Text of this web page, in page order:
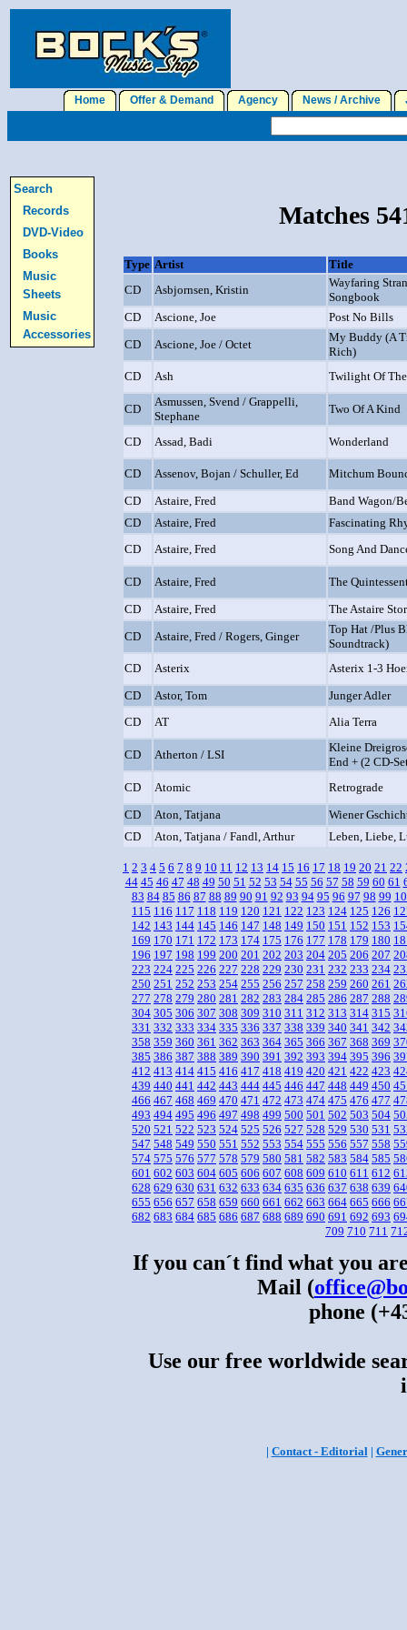
Home Offer & Demand Agency News / Archive
Search
Records
DVD-Video
Books
Music
Sheets
Music
Accessories
Matches
Type Artist
Title
CD
Asbjornsen, Kristin
Wayfaring
Songbook
CD
Ascione, Joe
Post No Bills
CD
Ascione, Joe / Octet
My Buddy (A
Rich)
CD
Ash Twilight Of
CD
Asmussen, Svend / Grappelli,
Stephane
Two Of A Kind
CD Assad, Badi Wonderland
CD Assenov, Bojan / Schuller, Ed
Mitchum
CD
Astaire, Fred
Band Wagon/
CD
Astaire, Fred
Fascinating
CD
Astaire, Fred Song And
CD Astaire, Fred
The
CD
Astaire, Fred
The Astaire
CD
Astaire, Fred / Rogers, Ginger
Top Hat /Plus
Soundtrack)
CD
Asterix
Asterix 1-3
CD
Astor, Tom
Junger Adler
CD
AT Alia Terra
CD Atherton / LSI
Kleine
End + (2 CD-
CD
Atomic
Retrograde
CD
Aton, Tatjana
Wiener
CD
Aton, Tatjana / Fandl, Arthur Leben, Liebe,
1 2 3 4 5 6 7 8 9 10 11 12 13 14 15 16 17 18 19 20 21 22
44 45 46 47 48 49 50 51 52 53 54 55 56 57 58 59 60 61
83 84 85 86 87 88 89 90 91 92 93 94 95 96 97 98 99
115 116 117 118 119 120 121 122 123 124 125 126
142 143 144 145 146 147 148 149 150 151 152 153
169 170 171 172 173 174 175 176 177 178 179 180
196 197 198 199 200 201 202 203 204 205 206 207
223 224 225 226 227 228 229 230 231 232 233 234
250 251 252 253 254 255 256 257 258 259 260 261
277 278 279 280 281 282 283 284 285 286 287 288
304 305 306 307 308 309 310 311 312 313 314 315
331 332 333 334 335 336 337 338 339 340 341 342
358 359 360 361 362 363 364 365 366 367 368 369
385 386 387 388 389 390 391 392 393 394 395 396
412 413 414 415 416 417 418 419 420 421 422 423
439 440 441 442 443 444 445 446 447 448 449 450
466 467 468 469 470 471 472 473 474 475 476 477
493 494 495 496 497 498 499 500 501 502 503 504
520 521 522 523 524 525 526 527 528 529 530 531
547 548 549 550 551 552 553 554 555 556 557 558
574 575 576 577 578 579 580 581 582 583 584 585
601 602 603 604 605 606 607 608 609 610 611 612
628 629 630 631 632 633 634 635 636 637 638 639
655 656 657 658 659 660 661 662 663 664 665 666
682 683 684 685 686 687 688 689 690 691 692 693
709 710 711
If you can´t find what you
Mail (
phone
Use our free worldwide
| Contact - Editorial|